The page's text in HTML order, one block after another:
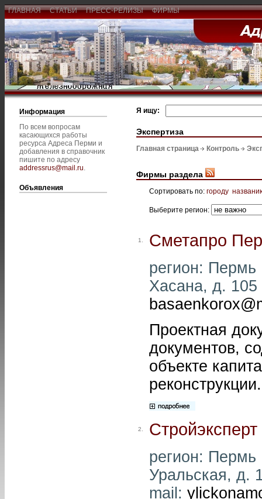
ГЛАВНАЯ СТАТЬИ ПРЕСС-РЕЛИЗЫ ФИРМЫ
Информация
По всем вопросам
касающихся работы
ресурса Адреса Перми и
добавления в справочник
пишите по адресу
addressrus@mail.ru.
Объявления
Я ищу:
Экспертиза
Главная страница Контроль
Фирмы раздела
Сортировать по: городу
Выберите регион:
1. Сметапро
регион: Пермь
Хасана, д.
Проектная
документов,
объекте
реконструкции.
2.
регион: Пермь
Уральская, д.
mail: